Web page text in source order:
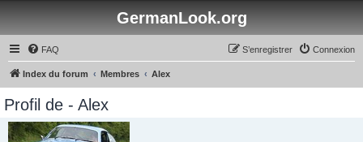
GermanLook.org
FAQ Connexion
S’enregistrer
Index du forum Membres Alex
Profil de - Alex